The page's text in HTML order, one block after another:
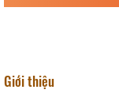
Giới thiệu